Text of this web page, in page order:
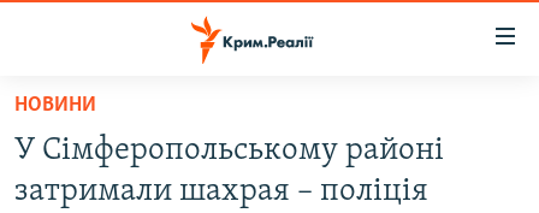
Перейти
основного
матеріалу
НОВИНИ
ВОДА.КРИМ
НОВИНИ
У Сімферопольському районі
затримали шахрая – поліція